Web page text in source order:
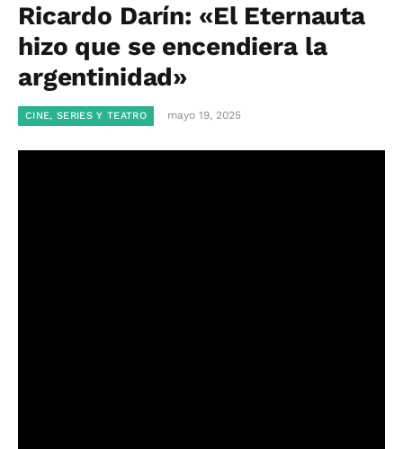
Ricardo Darín: «El Eternauta
hizo que se encendiera la
argentinidad»
CINE, SERIES Y TEATRO mayo 19, 2025